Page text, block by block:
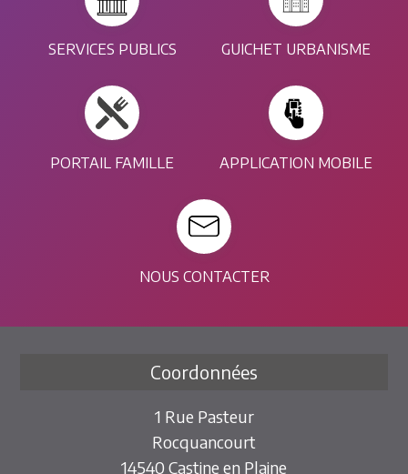
SERVICES PUBLICS GUICHET URBANISME
PORTAIL FAMILLE APPLICATION MOBILE
NOUS CONTACTER
Coordonnées
1 Rue Pasteur
Rocquancourt
14540 Castine en Plaine